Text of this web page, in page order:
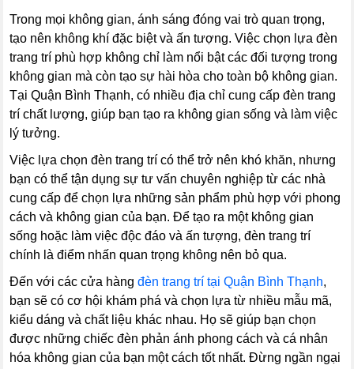
Trong mọi không gian, ánh sáng đóng vai trò quan trọng,
tạo nên không khí đặc biệt và ấn tượng. Việc chọn lựa đèn
trang trí phù hợp không chỉ làm nổi bật các đối tượng trong
không gian mà còn tạo sự hài hòa cho toàn bộ không gian.
Tại Quận Bình Thạnh, có nhiều địa chỉ cung cấp đèn trang
trí chất lượng, giúp bạn tạo ra không gian sống và làm việc
lý tưởng.
Việc lựa chọn đèn trang trí có thể trở nên khó khăn, nhưng
bạn có thể tận dụng sự tư vấn chuyên nghiệp từ các nhà
cung cấp để chọn lựa những sản phẩm phù hợp với phong
cách và không gian của bạn. Để tạo ra một không gian
sống hoặc làm việc độc đáo và ấn tượng, đèn trang trí
chính là điểm nhấn quan trọng không nên bỏ qua.
Đến với các cửa hàngđèn trang trí tại Quận Bình Thạnh,
bạn sẽ có cơ hội khám phá và chọn lựa từ nhiều mẫu mã,
kiểu dáng và chất liệu khác nhau. Họ sẽ giúp bạn chọn
được những chiếc đèn phản ánh phong cách và cá nhân
hóa không gian của bạn một cách tốt nhất. Đừng ngần ngại